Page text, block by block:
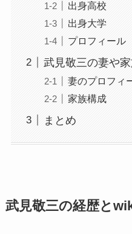
出身高校
出身大学
プロフィール
武見敬三の妻や
妻のプロフィ
家族構成
まとめ
武見敬三の経歴と